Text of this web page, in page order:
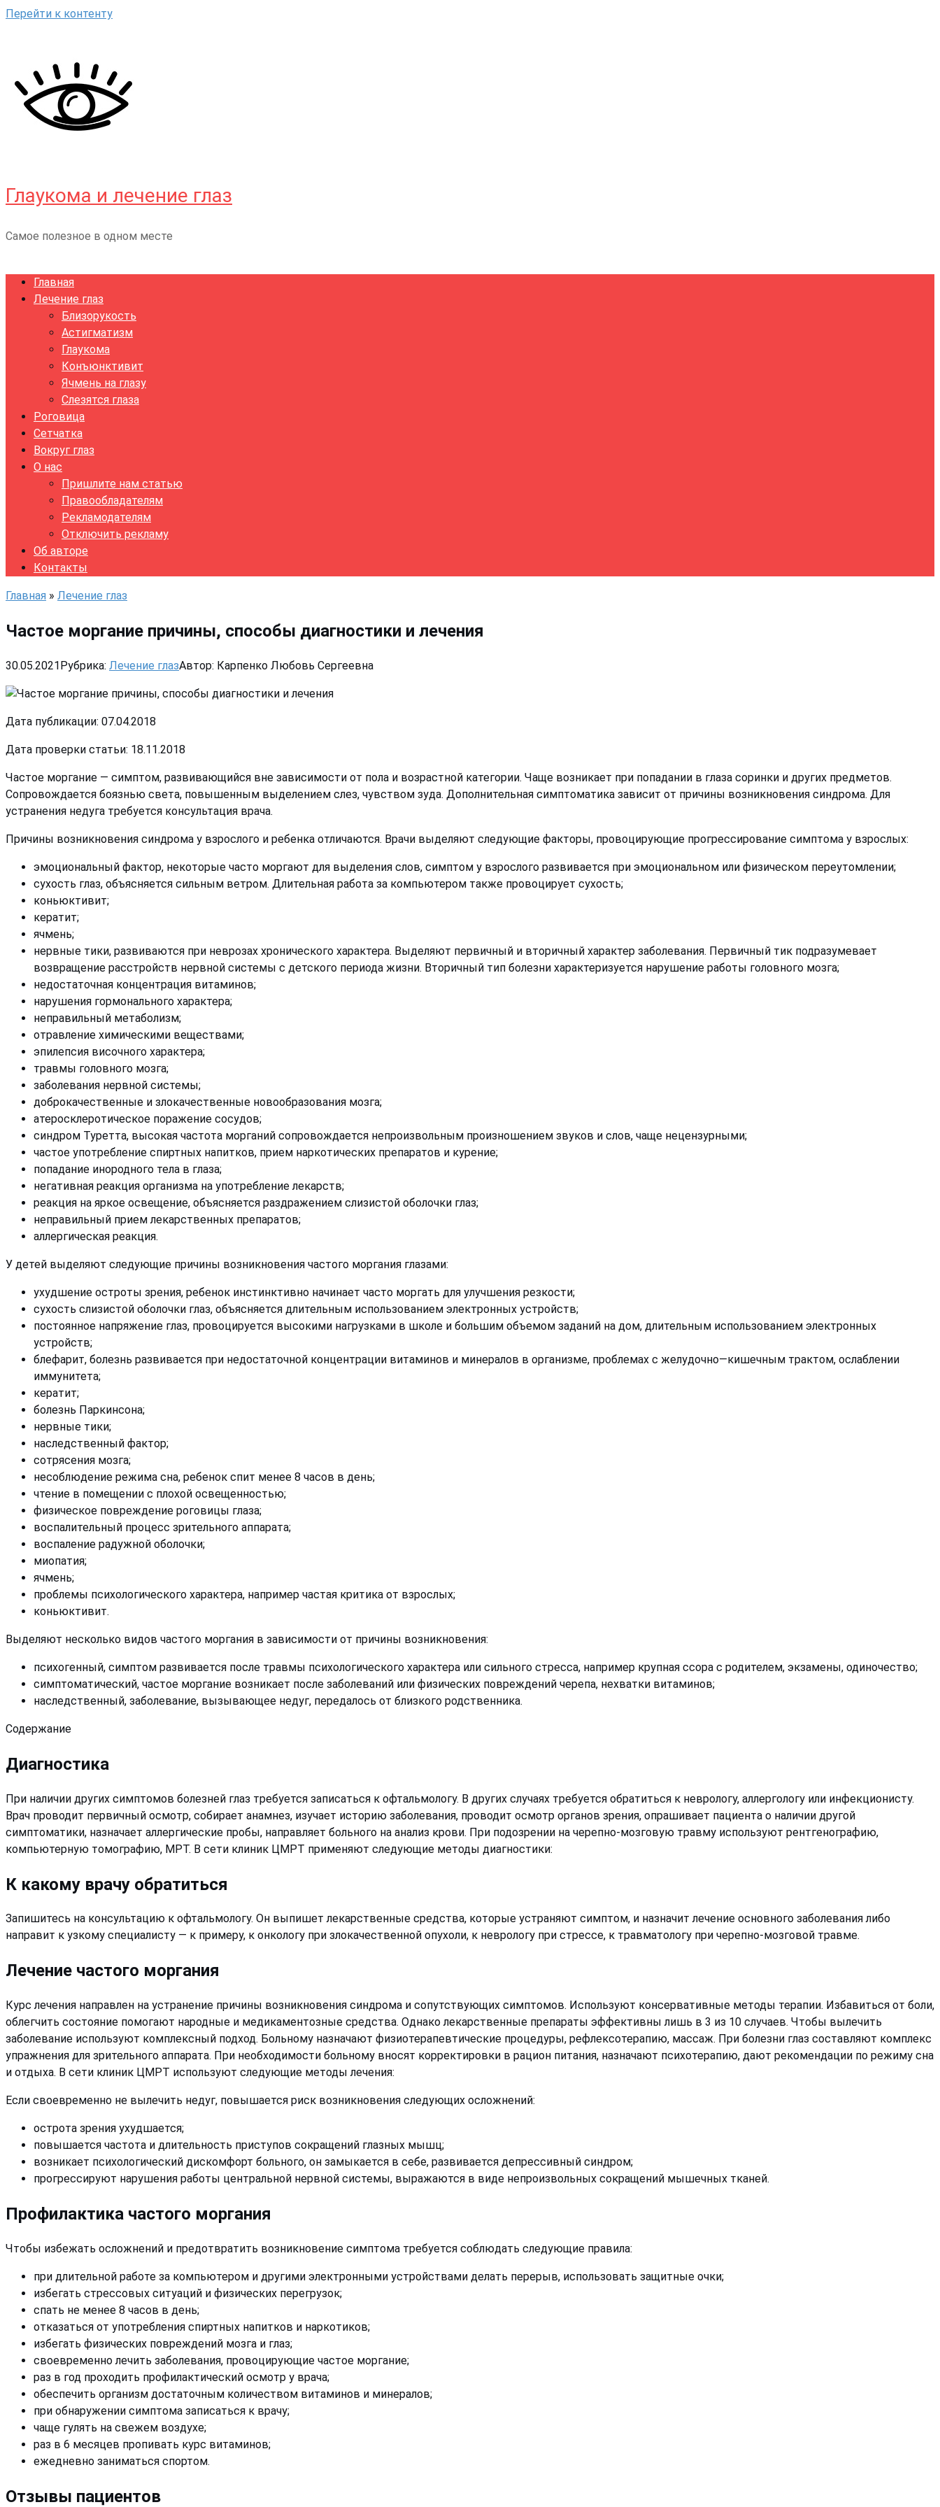
Перейти к контенту
Глаукома и лечение глаз
Самое полезное в одном месте
Главная
Лечение глаз
Близорукость
Астигматизм
Глаукома
Конъюнктивит
Ячмень на глазу
Слезятся глаза
Роговица
Сетчатка
Вокруг глаз
О нас
Пришлите нам статью
Правообладателям
Рекламодателям
Отключить рекламу
Об авторе
Контакты
Главная » Лечение глаз
Частое моргание причины, способы диагностики и лечения
30.05.2021Рубрика: Лечение глазАвтор: Карпенко Любовь Сергеевна
Дата публикации: 07.04.2018
Дата проверки статьи: 18.11.2018
Частое моргание — симптом, развивающийся вне зависимости от пола и возрастной категории. Чаще возникает при попадании в глаза соринки и других предметов.
Сопровождается боязнью света, повышенным выделением слез, чувством зуда. Дополнительная симптоматика зависит от причины возникновения синдрома. Для
устранения недуга требуется консультация врача.
Причины возникновения синдрома у взрослого и ребенка отличаются. Врачи выделяют следующие факторы, провоцирующие прогрессирование симптома у взрослых:
эмоциональный фактор, некоторые часто моргают для выделения слов, симптом у взрослого развивается при эмоциональном или физическом переутомлении;
сухость глаз, объясняется сильным ветром. Длительная работа за компьютером также провоцирует сухость;
коньюктивит;
кератит;
ячмень;
нервные тики, развиваются при неврозах хронического характера. Выделяют первичный и вторичный характер заболевания. Первичный тик подразумевает
возвращение расстройств нервной системы с детского периода жизни. Вторичный тип болезни характеризуется нарушение работы головного мозга;
недостаточная концентрация витаминов;
нарушения гормонального характера;
неправильный метаболизм;
отравление химическими веществами;
эпилепсия височного характера;
травмы головного мозга;
заболевания нервной системы;
доброкачественные и злокачественные новообразования мозга;
атеросклеротическое поражение сосудов;
синдром Туретта, высокая частота морганий сопровождается непроизвольным произношением звуков и слов, чаще нецензурными;
частое употребление спиртных напитков, прием наркотических препаратов и курение;
попадание инородного тела в глаза;
негативная реакция организма на употребление лекарств;
реакция на яркое освещение, объясняется раздражением слизистой оболочки глаз;
неправильный прием лекарственных препаратов;
аллергическая реакция.
У детей выделяют следующие причины возникновения частого моргания глазами:
ухудшение остроты зрения, ребенок инстинктивно начинает часто моргать для улучшения резкости;
сухость слизистой оболочки глаз, объясняется длительным использованием электронных устройств;
постоянное напряжение глаз, провоцируется высокими нагрузками в школе и большим объемом заданий на дом, длительным использованием электронных
устройств;
блефарит, болезнь развивается при недостаточной концентрации витаминов и минералов в организме, проблемах с желудочно—кишечным трактом, ослаблении
иммунитета;
кератит;
болезнь Паркинсона;
нервные тики;
наследственный фактор;
сотрясения мозга;
несоблюдение режима сна, ребенок спит менее 8 часов в день;
чтение в помещении с плохой освещенностью;
физическое повреждение роговицы глаза;
воспалительный процесс зрительного аппарата;
воспаление радужной оболочки;
миопатия;
ячмень;
проблемы психологического характера, например частая критика от взрослых;
коньюктивит.
Выделяют несколько видов частого моргания в зависимости от причины возникновения:
психогенный, симптом развивается после травмы психологического характера или сильного стресса, например крупная ссора с родителем, экзамены, одиночество;
симптоматический, частое моргание возникает после заболеваний или физических повреждений черепа, нехватки витаминов;
наследственный, заболевание, вызывающее недуг, передалось от близкого родственника.
Содержание
Диагностика
При наличии других симптомов болезней глаз требуется записаться к офтальмологу. В других случаях требуется обратиться к неврологу, аллергологу или инфекционисту.
Врач проводит первичный осмотр, собирает анамнез, изучает историю заболевания, проводит осмотр органов зрения, опрашивает пациента о наличии другой
симптоматики, назначает аллергические пробы, направляет больного на анализ крови. При подозрении на черепно-мозговую травму используют рентгенографию,
компьютерную томографию, МРТ. В сети клиник ЦМРТ применяют следующие методы диагностики:
К какому врачу обратиться
Запишитесь на консультацию к офтальмологу. Он выпишет лекарственные средства, которые устраняют симптом, и назначит лечение основного заболевания либо
направит к узкому специалисту — к примеру, к онкологу при злокачественной опухоли, к неврологу при стрессе, к травматологу при черепно-мозговой травме.
Лечение частого моргания
Курс лечения направлен на устранение причины возникновения синдрома и сопутствующих симптомов. Используют консервативные методы терапии. Избавиться от боли,
облегчить состояние помогают народные и медикаментозные средства. Однако лекарственные препараты эффективны лишь в 3 из 10 случаев. Чтобы вылечить
заболевание используют комплексный подход. Больному назначают физиотерапевтические процедуры, рефлексотерапию, массаж. При болезни глаз составляют комплекс
упражнения для зрительного аппарата. При необходимости больному вносят корректировки в рацион питания, назначают психотерапию, дают рекомендации по режиму сна
и отдыха. В сети клиник ЦМРТ используют следующие методы лечения:
Если своевременно не вылечить недуг, повышается риск возникновения следующих осложнений:
острота зрения ухудшается;
повышается частота и длительность приступов сокращений глазных мышц;
возникает психологический дискомфорт больного, он замыкается в себе, развивается депрессивный синдром;
прогрессируют нарушения работы центральной нервной системы, выражаются в виде непроизвольных сокращений мышечных тканей.
Профилактика частого моргания
Чтобы избежать осложнений и предотвратить возникновение симптома требуется соблюдать следующие правила:
при длительной работе за компьютером и другими электронными устройствами делать перерыв, использовать защитные очки;
избегать стрессовых ситуаций и физических перегрузок;
спать не менее 8 часов в день;
отказаться от употребления спиртных напитков и наркотиков;
избегать физических повреждений мозга и глаз;
своевременно лечить заболевания, провоцирующие частое моргание;
раз в год проходить профилактический осмотр у врача;
обеспечить организм достаточным количеством витаминов и минералов;
при обнаружении симптома записаться к врачу;
чаще гулять на свежем воздухе;
раз в 6 месяцев пропивать курс витаминов;
ежедневно заниматься спортом.
Отзывы пациентов